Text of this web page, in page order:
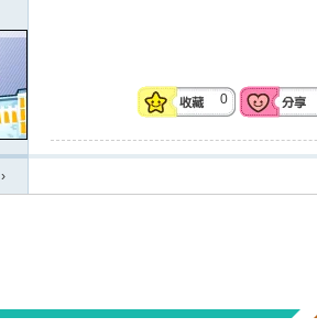
0
›